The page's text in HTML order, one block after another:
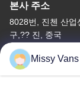
본사 주소
8028번, 진첸 산업
구,?? 진, 중국
공장 주소
아니오 1010년,
Missy Vans